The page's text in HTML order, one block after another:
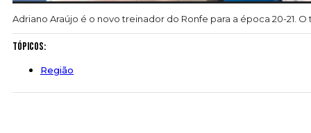
Adriano Araújo é o novo treinador do Ronfe para a época 20-21.
Tópicos:
Região